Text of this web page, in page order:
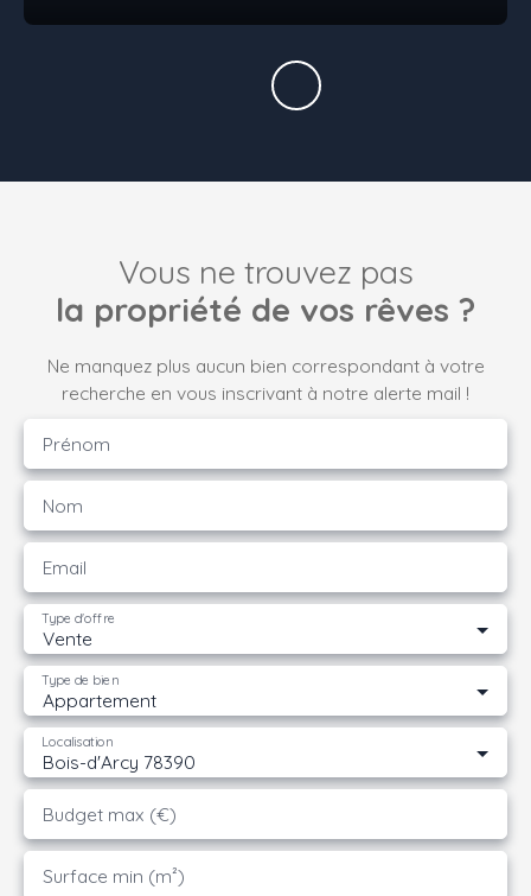
Vous ne trouvez pas
la propriété de vos rêves ?
Ne manquez plus aucun bien correspondant à votre
recherche en vous inscrivant à notre alerte mail !
Prénom
Nom
Email
Vente
Type d'offre
Appartement
Type de bien
Bois-d'Arcy 78390
Localisation
Budget max (€)
Surface min (m²)